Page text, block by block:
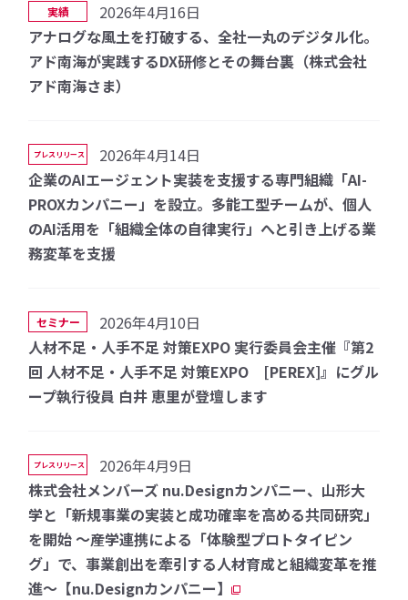
実績
2026年4月16日
アナログな風土を打破する、全社一丸のデジタル化。
アド南海が実践するDX研修とその舞台裏（株式会社
アド南海さま）
プレスリリース
2026年4月14日
企業のAIエージェント実装を支援する専門組織「AI-
PROXカンパニー」を設立。多能工型チームが、個人
のAI活用を「組織全体の自律実行」へと引き上げる業
務変革を支援
セミナー
2026年4月10日
人材不足・人手不足 対策EXPO 実行委員会主催『第2
回 人材不足・人手不足 対策EXPO [PEREX]』にグル
ープ執行役員 白井 恵里が登壇します
プレスリリース
2026年4月9日
株式会社メンバーズ nu.Designカンパニー、山形大
学と「新規事業の実装と成功確率を高める共同研究」
を開始 〜産学連携による「体験型プロトタイピン
グ」で、事業創出を牽引する人材育成と組織変革を推
進〜【nu.Designカンパニー】